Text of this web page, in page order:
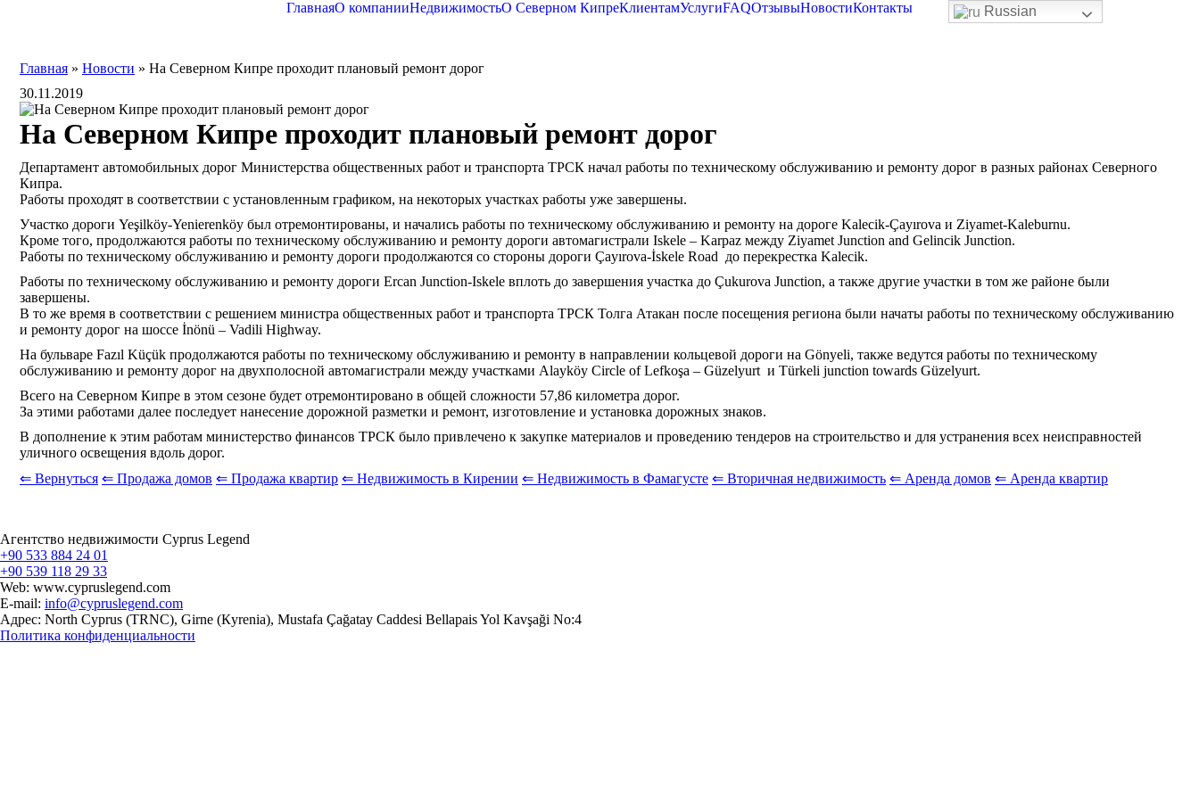
ГлавнаяО компанииНедвижимостьО Северном КипреКлиентамУслугиFAQОтзывыНовостиКонтакты
Главная » Новости » На Северном Кипре проходит плановый ремонт дорог
30.11.2019
На Северном Кипре проходит плановый ремонт дорог
Департамент автомобильных дорог Министерства общественных работ и транспорта ТРСК начал работы по техническому обслуживанию и ремонту дорог в разных районах Северного
Кипра.
Работы проходят в соответствии с установленным графиком, на некоторых участках работы уже завершены.
Участко дороги Yeşilköy-Yenierenköy был отремонтированы, и начались работы по техническому обслуживанию и ремонту на дороге Kalecik-Çayırova и Ziyamet-Kaleburnu.
Кроме того, продолжаются работы по техническому обслуживанию и ремонту дороги автомагистрали Iskele – Karpaz между Ziyamet Junction and Gelincik Junction.
Работы по техническому обслуживанию и ремонту дороги продолжаются со стороны дороги Çayırova-İskele Road до перекрестка Kalecik.
Работы по техническому обслуживанию и ремонту дороги Ercan Junction-Iskele вплоть до завершения участка до Çukurova Junction, а также другие участки в том же районе были
завершены.
В то же время в соответствии с решением министра общественных работ и транспорта ТРСК Толга Атакан после посещения региона были начаты работы по техническому обслуживанию
и ремонту дорог на шоссе İnönü – Vadili Highway.
На бульваре Fazıl Küçük продолжаются работы по техническому обслуживанию и ремонту в направлении кольцевой дороги на Gönyeli, также ведутся работы по техническому
обслуживанию и ремонту дорог на двухполосной автомагистрали между участками Alayköy Circle of Lefkoşa – Güzelyurt и Türkeli junction towards Güzelyurt.
Всего на Северном Кипре в этом сезоне будет отремонтировано в общей сложности 57,86 километра дорог.
За этими работами далее последует нанесение дорожной разметки и ремонт, изготовление и установка дорожных знаков.
В дополнение к этим работам министерство финансов ТРСК было привлечено к закупке материалов и проведению тендеров на строительство и для устранения всех неисправностей
уличного освещения вдоль дорог.
⇐ Вернуться ⇐ Продажа домов ⇐ Продажа квартир ⇐ Недвижимость в Кирении ⇐ Недвижимость в Фамагусте ⇐ Вторичная недвижимость ⇐ Аренда домов ⇐ Аренда квартир
Агентство недвижимости Cyprus Legend
+90 533 884 24 01
+90 539 118 29 33
Web: www.cypruslegend.com
E-mail: info@cypruslegend.com
Адрес: North Cyprus (ТRNC), Girne (Кyrenia), Mustafa Çağatay Caddesi Bellapais Yol Kavşaği No:4
Политика конфиденциальности
Russian